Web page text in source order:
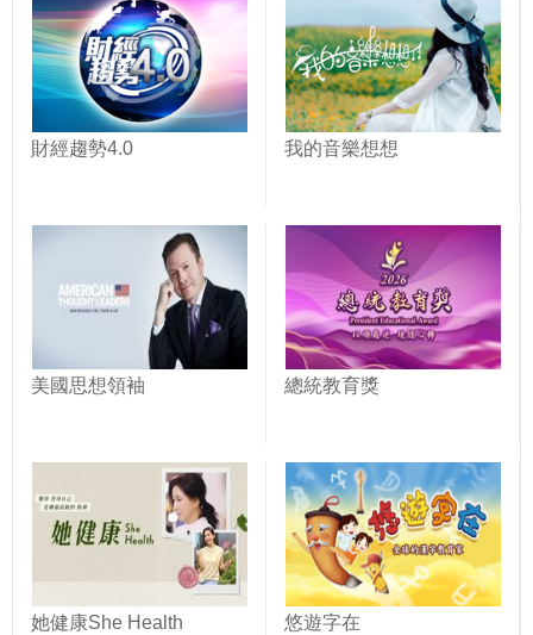
財經趨勢4.0 我的音樂想想
美國思想領袖 總統教育獎
她健康She Health 悠遊字在